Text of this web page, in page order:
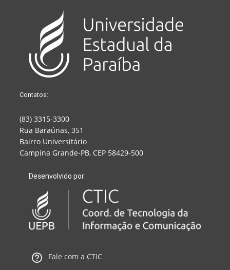
Contatos:
(83) 3315-3300
Rua Baraúnas, 351
Bairro Universitário
Campina Grande-PB, CEP 58429-500
Desenvolvido por:
Fale com a CTIC